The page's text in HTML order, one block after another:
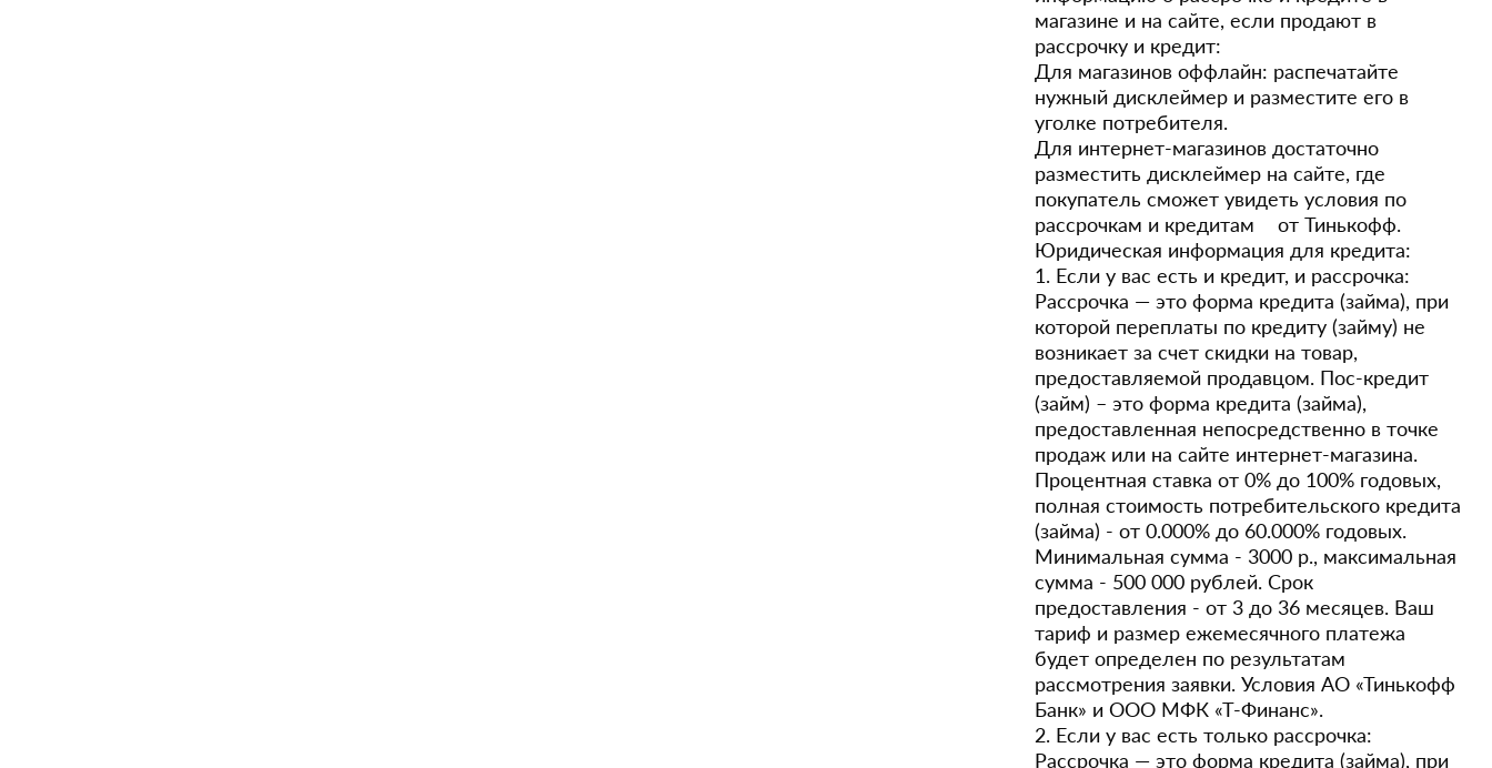
магазине и на сайте, если продают в
рассрочку и кредит:
Для магазинов оффлайн: распечатайте
нужный дисклеймер и разместите его в
уголке потребителя.
Для интернет-магазинов достаточно
разместить дисклеймер на сайте, где
покупатель сможет увидеть условия по
рассрочкам и кредитам от Тинькофф.
Юридическая информация для кредита:
1. Если у вас есть и кредит, и рассрочка:
Рассрочка — это форма кредита (займа), при
которой переплаты по кредиту (займу) не
возникает за счет скидки на товар,
предоставляемой продавцом. Пос-кредит
(займ) – это форма кредита (займа),
предоставленная непосредственно в точке
продаж или на сайте интернет-магазина.
Процентная ставка от 0% до 100% годовых,
полная стоимость потребительского кредита
(займа) - от 0.000% до 60.000% годовых.
Минимальная сумма - 3000 р., максимальная
сумма - 500 000 рублей. Срок
предоставления - от 3 до 36 месяцев. Ваш
тариф и размер ежемесячного платежа
будет определен по результатам
рассмотрения заявки. Условия АО «Тинькофф
Банк» и ООО МФК «Т-Финанс».
2. Если у вас есть только рассрочка:
Рассрочка — это форма кредита (займа), при